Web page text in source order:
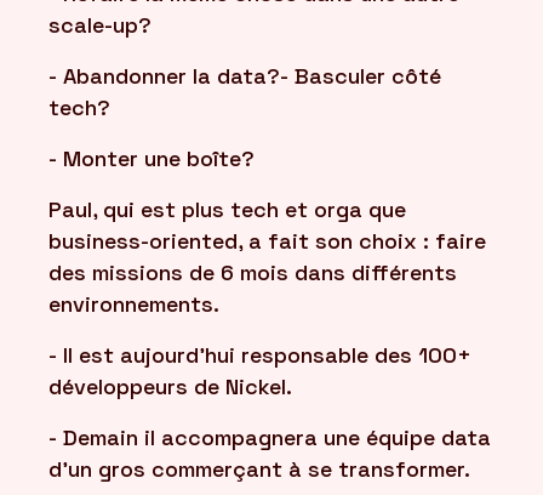
scale-up?
- Abandonner la data?- Basculer côté
tech?
- Monter une boîte?
Paul, qui est plus tech et orga que
business-oriented, a fait son choix : faire
des missions de 6 mois dans différents
environnements.
- Il est aujourd'hui responsable des 100+
développeurs de Nickel.
- Demain il accompagnera une équipe data
d'un gros commerçant à se transformer.